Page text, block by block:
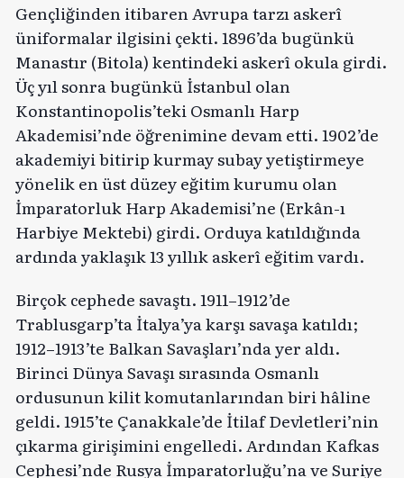
Gençliğinden itibaren Avrupa tarzı askerî
üniformalar ilgisini çekti. 1896’da bugünkü
Manastır (Bitola) kentindeki askerî okula girdi.
Üç yıl sonra bugünkü İstanbul olan
Konstantinopolis’teki Osmanlı Harp
Akademisi’nde öğrenimine devam etti. 1902’de
akademiyi bitirip kurmay subay yetiştirmeye
yönelik en üst düzey eğitim kurumu olan
İmparatorluk Harp Akademisi’ne (Erkân-ı
Harbiye Mektebi) girdi. Orduya katıldığında
ardında yaklaşık 13 yıllık askerî eğitim vardı.
Birçok cephede savaştı. 1911–1912’de
Trablusgarp’ta İtalya’ya karşı savaşa katıldı;
1912–1913’te Balkan Savaşları’nda yer aldı.
Birinci Dünya Savaşı sırasında Osmanlı
ordusunun kilit komutanlarından biri hâline
geldi. 1915’te Çanakkale’de İtilaf Devletleri’nin
çıkarma girişimini engelledi. Ardından Kafkas
Cephesi’nde Rusya İmparatorluğu’na ve Suriye